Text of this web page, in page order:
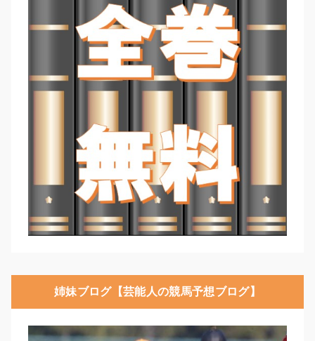
姉妹ブログ【芸能人の競馬予想ブログ】